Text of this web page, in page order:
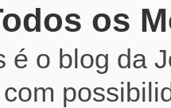
os
é o blog da